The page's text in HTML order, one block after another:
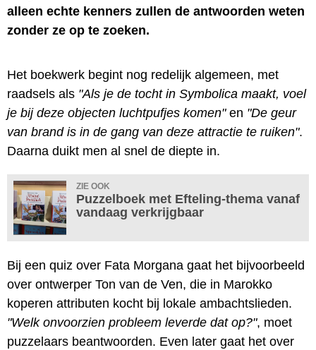
alleen echte kenners zullen de antwoorden weten
zonder ze op te zoeken.
Het boekwerk begint nog redelijk algemeen, met
raadsels als "Als je de tocht in Symbolica maakt, voel
je bij deze objecten luchtpufjes komen"en "De geur
van brand is in de gang van deze attractie te ruiken".
Daarna duikt men al snel de diepte in.
ZIE OOK
Puzzelboek met Efteling-thema vanaf
vandaag verkrijgbaar
Bij een quiz over Fata Morgana gaat het bijvoorbeeld
over ontwerper Ton van de Ven, die in Marokko
koperen attributen kocht bij lokale ambachtslieden.
"Welk onvoorzien probleem leverde dat op?", moet
puzzelaars beantwoorden. Even later gaat het over